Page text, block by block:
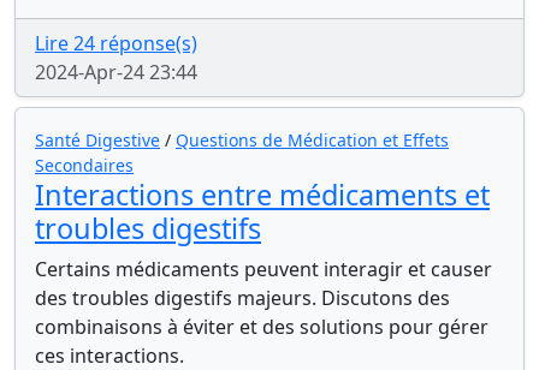
Lire 24 réponse(s)
2024-Apr-24 23:44
Santé Digestive / Questions de Médication et Effets
Secondaires
Interactions entre médicaments et
troubles digestifs
Certains médicaments peuvent interagir et causer
des troubles digestifs majeurs. Discutons des
combinaisons à éviter et des solutions pour gérer
ces interactions.